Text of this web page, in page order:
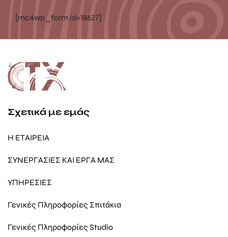
[mc4wp_form id=18627]
Σχετικά με εμάς
Η ΕΤΑΙΡΕΙΑ
ΣΥΝΕΡΓΑΣΙΕΣ ΚΑΙ ΕΡΓΑ ΜΑΣ
ΥΠΗΡΕΣΙΕΣ
Γενικές Πληροφορίες Σπιτάκια
Γενικές Πληροφορίες Studio